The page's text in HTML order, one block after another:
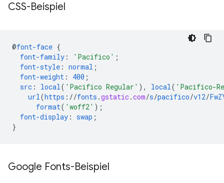
CSS-Beispiel
@font-face {
font-family : 'Pacifico' ;
font-style : normal ;
font-weight : 400 ;
src : local ( 'Pacifico Regular' ), local ( 'Pacifico-
url (https ://fonts .gstatic.com/s/pacifico/v12/
format( 'woff2' );
font-display : swap ;
}
Google Fonts-Beispiel